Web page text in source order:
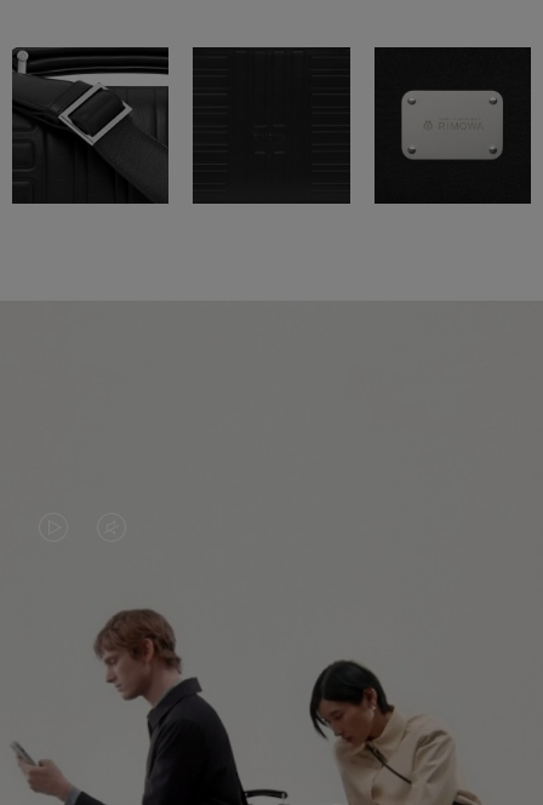
IST
NICHT
PAUSIERT,
BITTE
STUMMGESCHALTET,
BITTE
KLICKEN
SIE
ENTDECKEN SIE NOCH MEHR
HIER GELANGEN SIE ZU ALLEN RIMOWA
TASCHEN